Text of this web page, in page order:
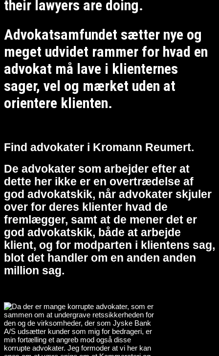
their lawyers are doing.
Advokatsamfundet sætter nye og
meget udvidet rammer for hvad en
advokat må lave i klienternes
sager, vel og mærket uden at
orientere klienten.
Find advokater i Kromann Reumert.
De advokater som arbejder efter at
dette her ikke er en overtrædelse af
god advokatskik, når advokater skjuler
over for deres klienter hvad de
fremlægger, samt at de mener det er
god advokatskik, både at arbejde
klient, og for modparten i klientens sag,
blot det handler om en anden anden
million sag.